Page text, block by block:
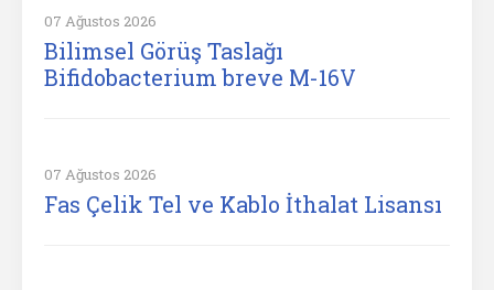
07 Ağustos 2026
Bilimsel Görüş Taslağı
Bifidobacterium breve M-16V
07 Ağustos 2026
Fas Çelik Tel ve Kablo İthalat Lisansı